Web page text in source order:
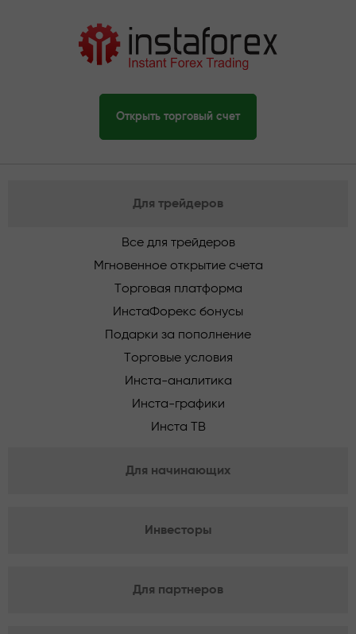
Открыть торговый счет
Для трейдеров
Все для трейдеров
Мгновенное открытие счета
Торговая платформа
ИнстаФорекс бонусы
Подарки за пополнение
Торговые условия
Инста-аналитика
Инста-графики
Инста ТВ
Для начинающих
Инвесторы
Для партнеров